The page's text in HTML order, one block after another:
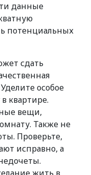
данные
потенциальных
сдать
особое
квартире.
вещи,
Также не
Проверьте,
исправно, а